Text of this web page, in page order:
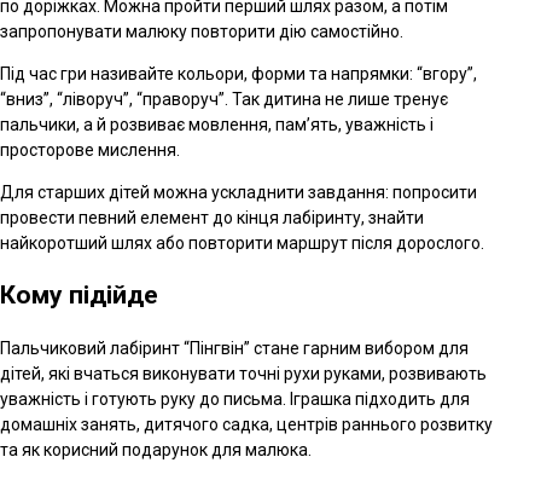
по доріжках. Можна пройти перший шлях разом, а потім
запропонувати малюку повторити дію самостійно.
Під час гри називайте кольори, форми та напрямки: “вгору”,
“вниз”, “ліворуч”, “праворуч”. Так дитина не лише тренує
пальчики, а й розвиває мовлення, пам’ять, уважність і
просторове мислення.
Для старших дітей можна ускладнити завдання: попросити
провести певний елемент до кінця лабіринту, знайти
найкоротший шлях або повторити маршрут після дорослого.
Кому підійде
Пальчиковий лабіринт “Пінгвін” стане гарним вибором для
дітей, які вчаться виконувати точні рухи руками, розвивають
уважність і готують руку до письма. Іграшка підходить для
домашніх занять, дитячого садка, центрів раннього розвитку
та як корисний подарунок для малюка.